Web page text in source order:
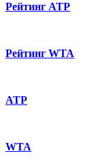
Рейтинг ATP
Рейтинг WTA
ATP
WTA